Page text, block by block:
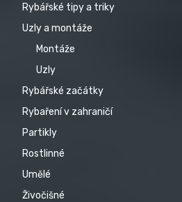
Rybářské tipy a triky
Uzly a montáže
Montáže
Uzly
Rybářské začátky
Rybaření v zahraničí
Partikly
Rostlinné
Umělé
Živočišné